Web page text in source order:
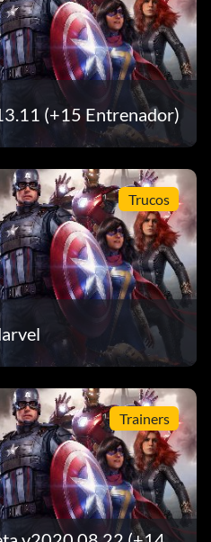
(+15 Entrenador)
Trucos
Trainers